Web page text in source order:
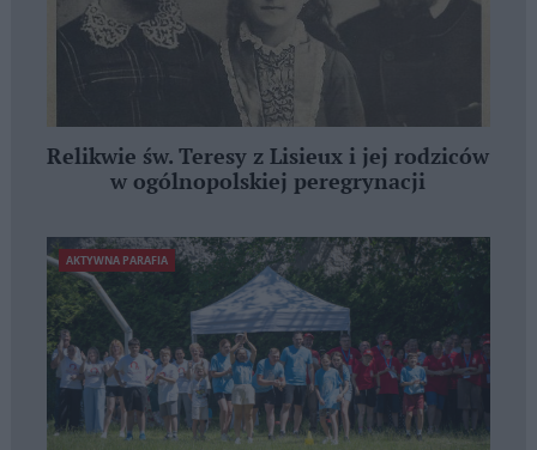
Relikwie św. Teresy z Lisieux i jej rodziców
w ogólnopolskiej peregrynacji
AKTYWNA PARAFIA